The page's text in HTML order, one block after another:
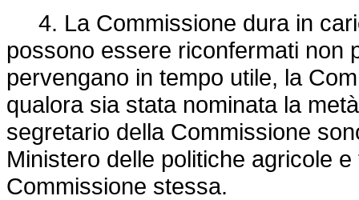
4. La Commissione dura in
possono essere riconfermati non
pervengano in tempo utile, la
qualora sia stata nominata la
segretario della Commissione
Ministero delle politiche agricole
Commissione stessa.